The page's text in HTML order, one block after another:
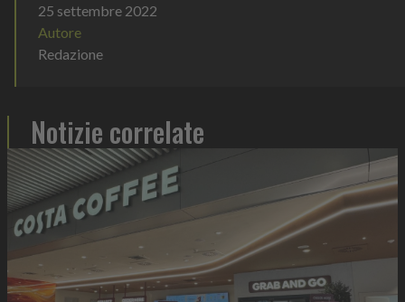
25 settembre 2022
Autore
Redazione
Notizie correlate